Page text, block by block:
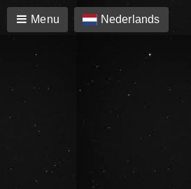
Menu Nederlands